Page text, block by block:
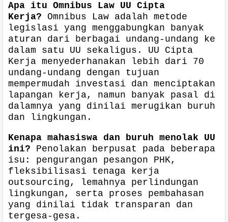
Apa itu Omnibus Law UU Cipta
Kerja? Omnibus Law adalah metode
legislasi yang menggabungkan banyak
aturan dari berbagai undang-undang ke
dalam satu UU sekaligus. UU Cipta
Kerja menyederhanakan lebih dari 70
undang-undang dengan tujuan
mempermudah investasi dan menciptakan
lapangan kerja, namun banyak pasal di
dalamnya yang dinilai merugikan buruh
dan lingkungan.
Kenapa mahasiswa dan buruh menolak UU
ini? Penolakan berpusat pada beberapa
isu: pengurangan pesangon PHK,
fleksibilisasi tenaga kerja
outsourcing, lemahnya perlindungan
lingkungan, serta proses pembahasan
yang dinilai tidak transparan dan
tergesa-gesa.